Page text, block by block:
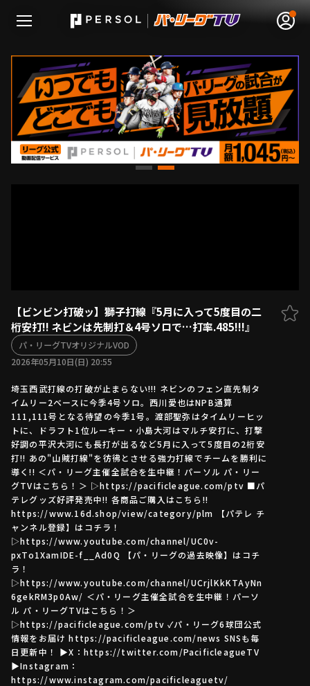
無料アカウント登録 ログイン
HOME
ファーム東地区
ファーム中地区
ファーム西地区
交流戦
選手名鑑
選手名鑑トップ
北海道日本ハムファイターズ
東北楽天ゴールデンイーグルス
埼玉西武ライオンズ
千葉ロッテマリーンズ
オリックス・バファローズ
福岡ソフトバンクホークス
ニュース
設定
利用規約
【ビンビン打破ッ】獅子打線『5月に入って5度目の二
桁安打!! ネビンは先制打＆4号ソロで…打率.485!!!』
パ・リーグTVオリジナルVOD
2026年05月10日(日) 20:55
埼玉西武打線の打破が止まらない!!! ネビンのフェン直先制タ
イムリー2ベースに今季4号ソロ。西川愛也はNPB通算
111,111号となる待望の今季1号。渡部聖弥はタイムリーヒッ
トに、ドラフト1位ルーキー・小島大河はマルチ安打に、打撃
好調の平沢大河にも長打が出るなど5月に入って5度目の2桁安
打!! あの"山賊打線"を彷彿とさせる強力打線でチームを勝利に
導く!! ＜パ・リーグ主催全試合を生中継！パーソル パ・リー
グTVはこちら！＞ ▷https://pacificleague.com/ptv ■パ
テレグッズ好評発売中!! 各商品ご購入はこちら!!
https://www.16d.shop/view/category/plm 【パテレ チ
ャンネル登録】はコチラ！
▷https://www.youtube.com/channel/UC0v-
pxTo1XamIDE-f__Ad0Q 【パ・リーグの過去映像】はコチ
ラ！
▷https://www.youtube.com/channel/UCrjlKkKTAyNn
6gekRM3p0Aw/ ＜パ・リーグ主催全試合を生中継！パーソ
ル パ・リーグTVはこちら！＞
▷https://pacificleague.com/ptv ✓パ・リーグ6球団公式
情報をお届け https://pacificleague.com/news SNSも毎
日更新中！ ▶X：https://twitter.com/PacificleagueTV
▶Instagram：
https://www.instagram.com/pacificleaguetv/